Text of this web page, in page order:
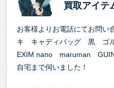
買取アイテ
お客様よりお電話にてお問
キ キャディバッグ 黒 ゴ
EXIM nano maruman
自宅まで伺いました！